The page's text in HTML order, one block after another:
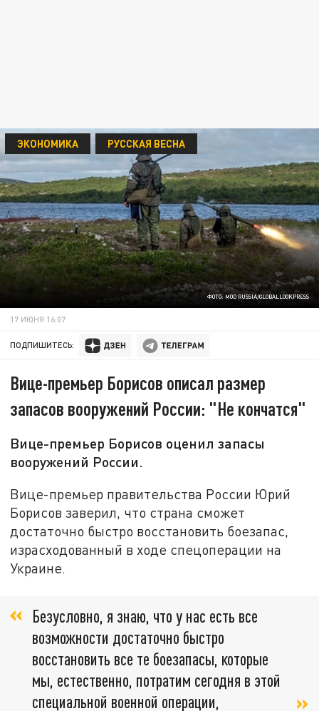
ФОТО: MOD RUSSIA/GLOBALLOOKPRESS
ЭКОНОМИКА РУССКАЯ ВЕСНА
17 ИЮНЯ 16:07
ПОДПИШИТЕСЬ:
Вице-премьер Борисов описал размер
запасов вооружений России: "Не кончатся"
Вице-премьер Борисов оценил запасы
вооружений России.
Вице-премьер правительства России Юрий
Борисов заверил, что страна сможет
достаточно быстро восстановить боезапас,
израсходованный в ходе спецоперации на
Украине.
Безусловно, я знаю, что у нас есть все
возможности достаточно быстро
восстановить все те боезапасы, которые
мы, естественно, потратим сегодня в этой
специальной военной операции,